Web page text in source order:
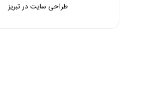
طراحی سایت در تبریز